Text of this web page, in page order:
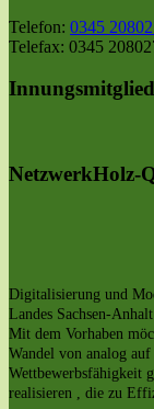
Telefon: 0345
Telefax: 0345
NetzwerkHolz-
Digitalisierung und
Landes Sachsen-
Mit dem Vorhaben
Wandel von analog
Wettbewerbsfähigkeit
realisieren , die zu